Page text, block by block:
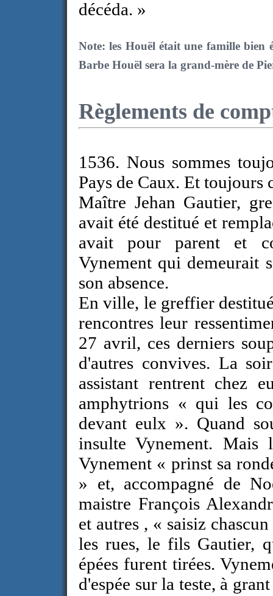
décéda. »
Note: les Houël était une famille bien
Barbe Houël sera la grand-mère de
Règlements de
1536. Nous sommes
Pays de Caux. Et toujours
Maître Jehan Gautier,
avait été destitué et
avait pour parent et
Vynement qui demeurait
son absence.
En ville, le greffier
rencontres leur
27 avril, ces derniers
d'autres convives. La
assistant rentrent chez
amphytrions « qui les
devant eulx ». Quand
insulte Vynement.
Vynement « prinst sa
» et, accompagné de
maistre François
et autres , « saisiz
les rues, le fils Gautier,
épées furent tirées.
d'espée sur la teste, à